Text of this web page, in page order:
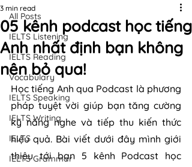
All Posts
IELTS Listening
IELTS Reading
Vocabulary
IELTS Speaking
IELTS Writing
IELTS
IELTS Grammar
05 kênh podcast học tiếng
Anh nhất định bạn không
nên bỏ qua!
3 min read
Học tiếng Anh qua Podcast là phương
pháp tuyệt vời giúp bạn tăng cường
kỹ năng nghe và tiếp thu kiến thức
hiệu quả. Bài viết dưới đây mình giới
thiệu tới bạn 5 kênh Podcast học